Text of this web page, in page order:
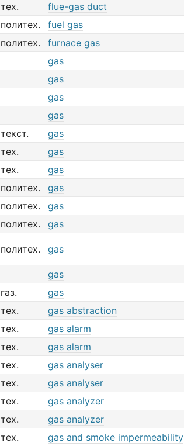
тех.
flue-gas duct
политех.
fuel gas
политех.
furnace gas
gas
gas
gas
gas
текст.
gas
тех.
gas
тех.
gas
политех.
gas
политех.
gas
политех.
gas
политех. gas
gas
газ.
gas
тех.
gas abstraction
тех.
gas alarm
тех.
gas alarm
тех.
gas analyser
тех.
gas analyser
тех.
gas analyzer
тех.
gas analyzer
тех.
gas and smoke impermeability